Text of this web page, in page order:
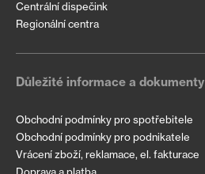
Centrální dispečink
Regionální centra
Důležité informace a dokumenty
Obchodní podmínky pro spotřebitele
Obchodní podmínky pro podnikatele
Vrácení zboží, reklamace, el. fakturace
Doprava a platba